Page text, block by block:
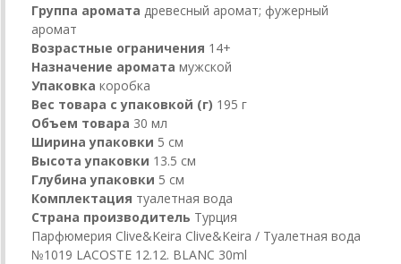
Группа аромата древесный аромат; фужерный
аромат
Возрастные ограничения 14+
Назначение аромата мужской
Упаковка коробка
Вес товара с упаковкой (г) 195 г
Объем товара 30 мл
Ширина упаковки 5 см
Высота упаковки 13.5 см
Глубина упаковки 5 см
Комплектация туалетная вода
Страна производитель Турция
Парфюмерия Clive&Keira Clive&Keira / Туалетная вода
№1019 LACOSTE 12.12. BLANC 30ml